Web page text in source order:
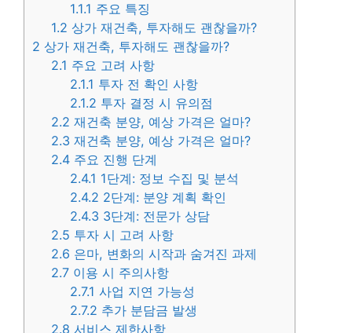
1.1.1 주요 특징
1.2 상가 재건축, 투자해도 괜찮을까?
2 상가 재건축, 투자해도 괜찮을까?
2.1 주요 고려 사항
2.1.1 투자 전 확인 사항
2.1.2 투자 결정 시 유의점
2.2 재건축 분양, 예상 가격은 얼마?
2.3 재건축 분양, 예상 가격은 얼마?
2.4 주요 진행 단계
2.4.1 1단계: 정보 수집 및 분석
2.4.2 2단계: 분양 계획 확인
2.4.3 3단계: 전문가 상담
2.5 투자 시 고려 사항
2.6 은마, 변화의 시작과 숨겨진 과제
2.7 이용 시 주의사항
2.7.1 사업 지연 가능성
2.7.2 추가 분담금 발생
2.8 서비스 제한사항